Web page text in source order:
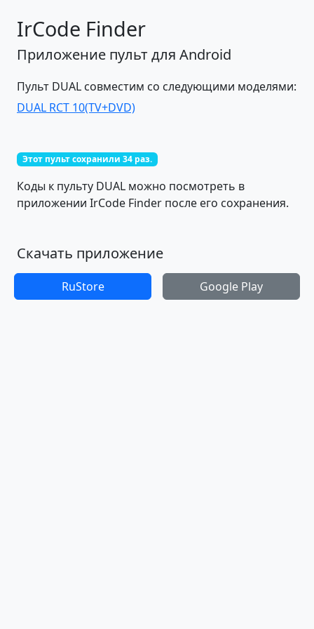
IrCode Finder
Приложение пульт для Android
Пульт DUAL совместим со следующими моделями:
DUAL RCT 10(TV+DVD)
Этот пульт сохранили 34 раз.
Коды к пульту DUAL можно посмотреть в
приложении IrCode Finder после его сохранения.
Скачать приложение
RuStore Google Play